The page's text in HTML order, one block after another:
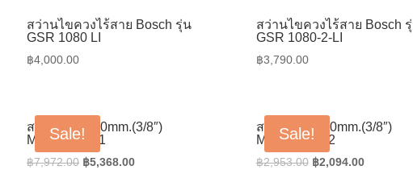
สว่านไขควงไร้สาย Bosch รุ่น
GSR 1080 LI
฿4,000.00
สว่านไขควงไร้สาย Bosch
GSR 1080-2-LI
฿3,790.00
Sale!
สว่านไฟฟ้า 10mm.(3/8″)
MAKITA 6401
฿7,972.00 Original
฿5,368.00Current
Sale!
สว่านไฟฟ้า 10mm.(3/8″)
MAKITA 6412
฿2,953.00 Original
฿2,094.00Current